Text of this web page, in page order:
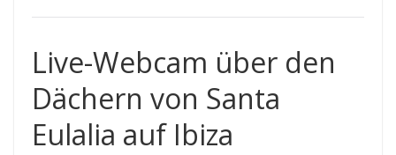
Live-Webcam über den
Dächern von Santa
Eulalia auf Ibiza